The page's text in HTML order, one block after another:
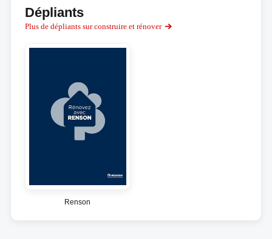
Dépliants
Plus de dépliants sur construire et rénover
Renson